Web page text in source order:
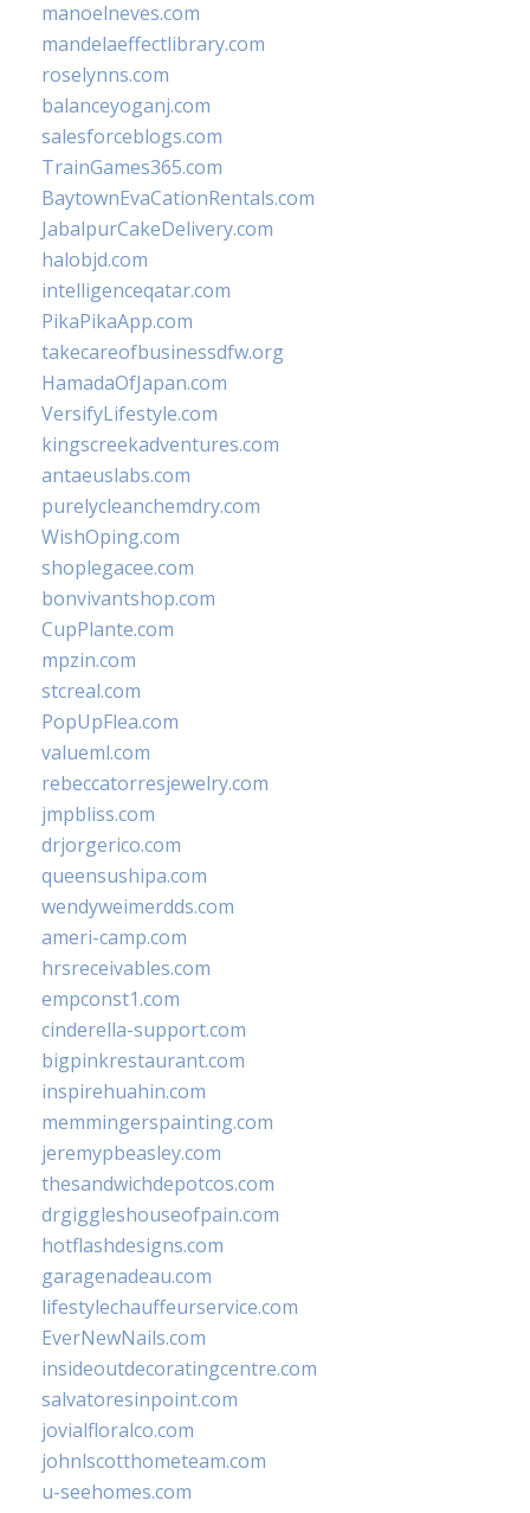
manoelneves.com
mandelaeffectlibrary.com
roselynns.com
balanceyoganj.com
salesforceblogs.com
TrainGames365.com
BaytownEvaCationRentals.com
JabalpurCakeDelivery.com
halobjd.com
intelligenceqatar.com
PikaPikaApp.com
takecareofbusinessdfw.org
HamadaOfJapan.com
VersifyLifestyle.com
kingscreekadventures.com
antaeuslabs.com
purelycleanchemdry.com
WishOping.com
shoplegacee.com
bonvivantshop.com
CupPlante.com
mpzin.com
stcreal.com
PopUpFlea.com
valueml.com
rebeccatorresjewelry.com
jmpbliss.com
drjorgerico.com
queensushipa.com
wendyweimerdds.com
ameri-camp.com
hrsreceivables.com
empconst1.com
cinderella-support.com
bigpinkrestaurant.com
inspirehuahin.com
memmingerspainting.com
jeremypbeasley.com
thesandwichdepotcos.com
drgiggleshouseofpain.com
hotflashdesigns.com
garagenadeau.com
lifestylechauffeurservice.com
EverNewNails.com
insideoutdecoratingcentre.com
salvatoresinpoint.com
jovialfloralco.com
johnlscotthometeam.com
u-seehomes.com